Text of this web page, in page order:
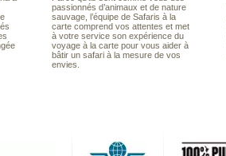
passionnés d’animaux et de nature
sauvage, l’équipe de Safaris à la
carte comprend vos attentes et met
à votre service son expérience du
voyage à la carte pour vous aider à
bâtir un safari à la mesure de vos
envies.